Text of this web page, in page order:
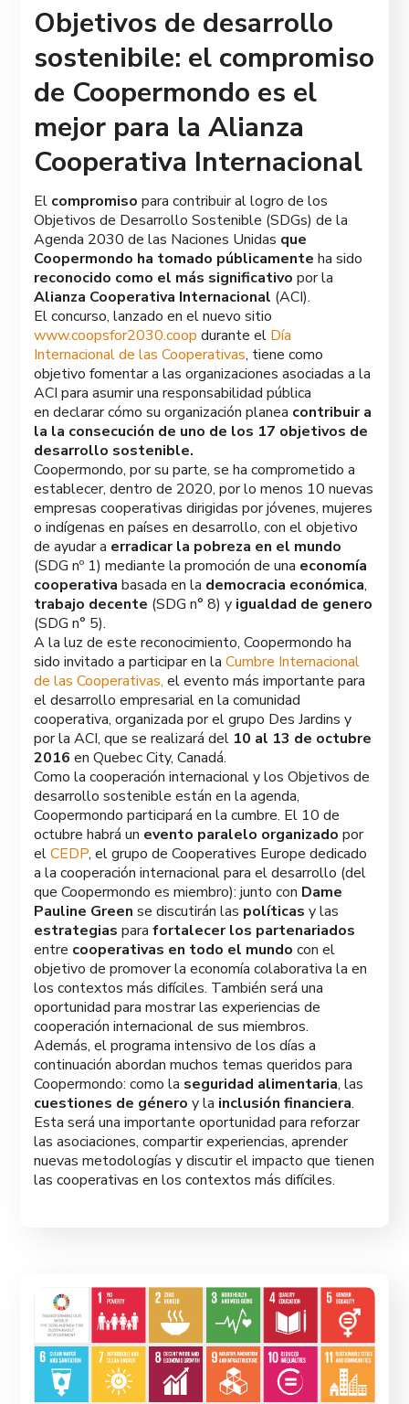
Objetivos de desarrollo
sostenibile: el compromiso
de Coopermondo es el
mejor para la Alianza
Cooperativa Internacional
El compromiso para contribuir al logro de los
Objetivos de Desarrollo Sostenible (SDGs) de la
Agenda 2030 de las Naciones Unidas que
Coopermondo ha tomado públicamente ha sido
reconocido como el más significativo por la
Alianza Cooperativa Internacional (ACI).
El concurso, lanzado en el nuevo sitio
www.coopsfor2030.coop durante el Día
Internacional de las Cooperativas, tiene como
objetivo fomentar a las organizaciones asociadas a la
ACI para asumir una responsabilidad pública
en declarar cómo su organización planea contribuir a
la la consecución de uno de los 17 objetivos de
desarrollo sostenible.
Coopermondo, por su parte, se ha comprometido a
establecer, dentro de 2020, por lo menos 10 nuevas
empresas cooperativas dirigidas por jóvenes, mujeres
o indígenas en países en desarrollo, con el objetivo
de ayudar a erradicar la pobreza en el mundo
(SDG nº 1) mediante la promoción de una economía
cooperativa basada en la democracia económica,
trabajo decente (SDG n° 8) y igualdad de genero
(SDG n° 5).
A la luz de este reconocimiento, Coopermondo ha
sido invitado a participar en la Cumbre Internacional
de las Cooperativas, el evento más importante para
el desarrollo empresarial en la comunidad
cooperativa, organizada por el grupo Des Jardins y
por la ACI, que se realizará del 10 al 13 de octubre
2016 en Quebec City, Canadá.
Como la cooperación internacional y los Objetivos de
desarrollo sostenible están en la agenda,
Coopermondo participará en la cumbre. El 10 de
octubre habrá un evento paralelo organizado por
elCEDP, el grupo de Cooperatives Europe dedicado
a la cooperación internacional para el desarrollo (del
que Coopermondo es miembro): junto con Dame
Pauline Green se discutirán las políticas y las
estrategias parafortalecer los partenariados
entre cooperativas en todo el mundo con el
objetivo de promover la economía colaborativa la en
los contextos más difíciles. También será una
oportunidad para mostrar las experiencias de
cooperación internacional de sus miembros.
Además, el programa intensivo de los días a
continuación abordan muchos temas queridos para
Coopermondo: como la seguridad alimentaria, las
cuestiones de género y la inclusión financiera.
Esta será una importante oportunidad para reforzar
las asociaciones, compartir experiencias, aprender
nuevas metodologías y discutir el impacto que tienen
las cooperativas en los contextos más difíciles.